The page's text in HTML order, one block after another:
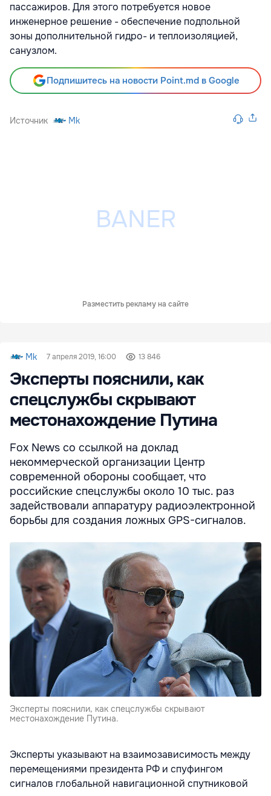
пассажиров. Для этого потребуется новое
инженерное решение - обеспечение подпольной
зоны дополнительной гидро- и теплоизоляцией,
санузлом.
Подпишитесь на новости Point.md в Google
Источник Mk
Разместить рекламу на сайте
Mk 7 апреля 2019, 16:00 13 846
Эксперты пояснили, как
спецслужбы скрывают
местонахождение Путина
Fox News со ссылкой на доклад
некоммерческой организации Центр
современной обороны сообщает, что
российские спецслужбы около 10 тыс. раз
задействовали аппаратуру радиоэлектронной
борьбы для создания ложных GPS-сигналов.
Эксперты пояснили, как спецслужбы скрывают
местонахождение Путина.
Эксперты указывают на взаимозависимость между
перемещениями президента РФ и спуфингом
сигналов глобальной навигационной спутниковой